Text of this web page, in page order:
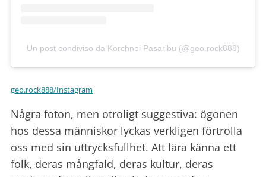
Un post condiviso da Korchnoi Pasaribu (@geo.rock888)
geo.rock888/Instagram
Några foton, men otroligt suggestiva: ögonen
hos dessa människor lyckas verkligen förtrolla
oss med sin uttrycksfullhet. Att lära känna ett
folk, deras mångfald, deras kultur, deras